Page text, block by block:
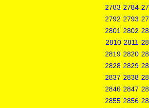
2783 2784
2792 2793
2801 2802
2810 2811
2819 2820
2828 2829
2837 2838
2846 2847
2855 2856